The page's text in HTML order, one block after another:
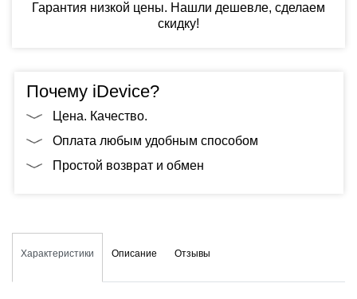
Гарантия низкой цены. Нашли дешевле, сделаем
скидку!
Почему iDevice?
Цена. Качество.
Оплата любым удобным способом
Простой возврат и обмен
Описание
Характеристики Отзывы